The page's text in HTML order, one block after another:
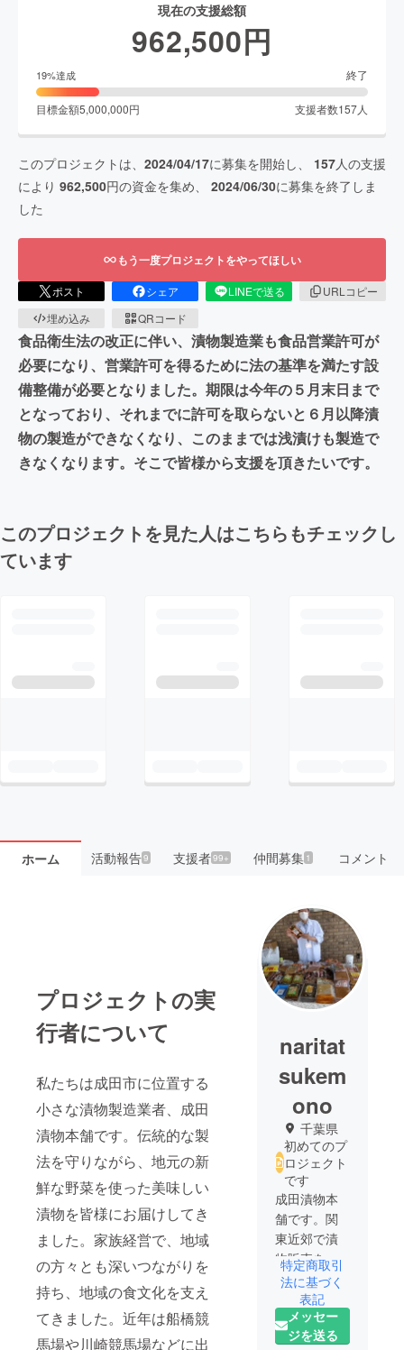
現在の支援総額
962,500円
19%達成 終了
目標金額5,000,000円 支援者数157人
このプロジェクトは、 2024/04/17に募集を開始し、 157人の支援
により 962,500円の資金を集め、 2024/06/30に募集を終了しま
した
もう一度プロジェクトをやってほしい
ポスト シェア LINEで送る
URLコピー
埋め込み
QRコード
食品衛生法の改正に伴い、漬物製造業も食品営業許可が
必要になり、営業許可を得るために法の基準を満たす設
備整備が必要となりました。期限は今年の５月末日まで
となっており、それまでに許可を取らないと６月以降漬
物の製造ができなくなり、このままでは浅漬けも製造で
きなくなります。そこで皆様から支援を頂きたいです。
このプロジェクトを見た人はこちらもチェックし
ています
ホーム 活動報告9 支援者99+ 仲間募集 1 コメント
プロジェクトの実
行者について
私たちは成田市に位置する
小さな漬物製造業者、成田
漬物本舗です。伝統的な製
法を守りながら、地元の新
鮮な野菜を使った美味しい
漬物を皆様にお届けしてき
ました。家族経営で、地域
の方々とも深いつながりを
持ち、地域の食文化を支え
てきました。近年は船橋競
馬場や川崎競馬場などに出
naritat
sukem
ono
千葉県
初めてのプ
ロジェクト
です
成田漬物本
舗です。関
東近郊で漬
物販売をし
ています。
特定商取引
法に基づく
表記
メッセー
ジを送る